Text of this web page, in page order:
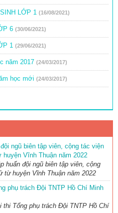
LỚP 1 (16/08/2021)
6 (30/06/2021)
1 (29/06/2021)
năm 2017 (24/03/2017)
học mới (24/03/2017)
ngũ biên tập viên, cộng tác viện
Vĩnh Thuận năm 2022
huấn đội ngũ biên tập viên, cộng
từ huyện Vĩnh Thuận năm 2022
phụ trách Đội TNTP Hồ Chí Minh
thi Tổng phụ trách Đội TNTP Hồ Chí